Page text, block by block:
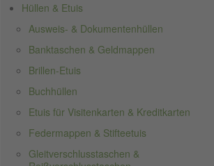
Hüllen & Etuis
Ausweis- & Dokumentenhüllen
Banktaschen & Geldmappen
Brillen-Etuis
Buchhüllen
Etuis für Visitenkarten & Kreditkarten
Federmappen & Stifteetuis
Gleitverschlusstaschen &